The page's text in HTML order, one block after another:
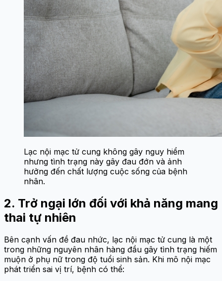
Lạc nội mạc tử cung không gây nguy hiểm
nhưng tình trạng này gây đau đớn và ảnh
hưởng đến chất lượng cuộc sống của bệnh
nhân.
2. Trở ngại lớn đối với khả năng mang
thai tự nhiên
Bên cạnh vấn đề đau nhức, lạc nội mạc tử cung là một
trong những nguyên nhân hàng đầu gây tình trạng hiếm
muộn ở phụ nữ trong độ tuổi sinh sản. Khi mô nội mạc
phát triển sai vị trí, bệnh có thể: